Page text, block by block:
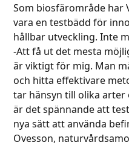
Som biosfärområde
vara en testbädd för
hållbar utveckling. Inte
-Att få ut det mesta
är viktigt för mig. Man
och hitta effektivare
tar hänsyn till olika arter
är det spännande att
nya sätt att använda
Ovesson,